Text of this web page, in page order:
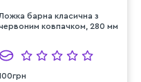
барна класична з
ковпачком, 280 мм